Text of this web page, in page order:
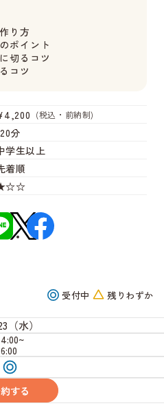
り方
ポイント
切るコツ
コツ
(税込・前納制)
分
学生以上
着順
受付中 残りわずか
（水）
受
付
する